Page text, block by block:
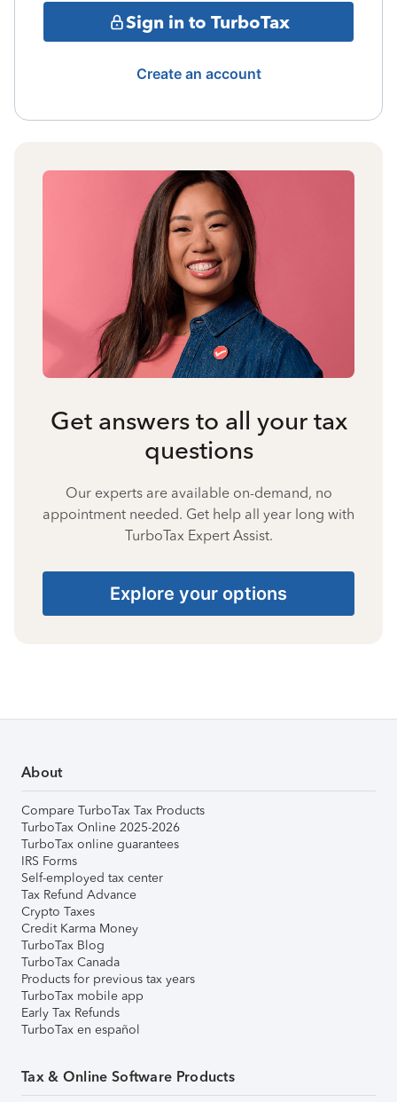
Sign in to TurboTax
Create an account
Get answers to all your tax
questions
Our experts are available on-demand, no
appointment needed. Get help all year long with
TurboTax Expert Assist.
Explore your options
About
Compare TurboTax Tax Products
TurboTax Online 2025-2026
TurboTax online guarantees
IRS Forms
Self-employed tax center
Tax Refund Advance
Crypto Taxes
Credit Karma Money
TurboTax Blog
TurboTax Canada
Products for previous tax years
TurboTax mobile app
Early Tax Refunds
TurboTax en español
Tax & Online Software Products